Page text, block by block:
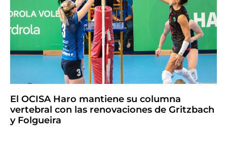
El OCISA Haro mantiene su columna
vertebral con las renovaciones de Gritzbach
y Folgueira